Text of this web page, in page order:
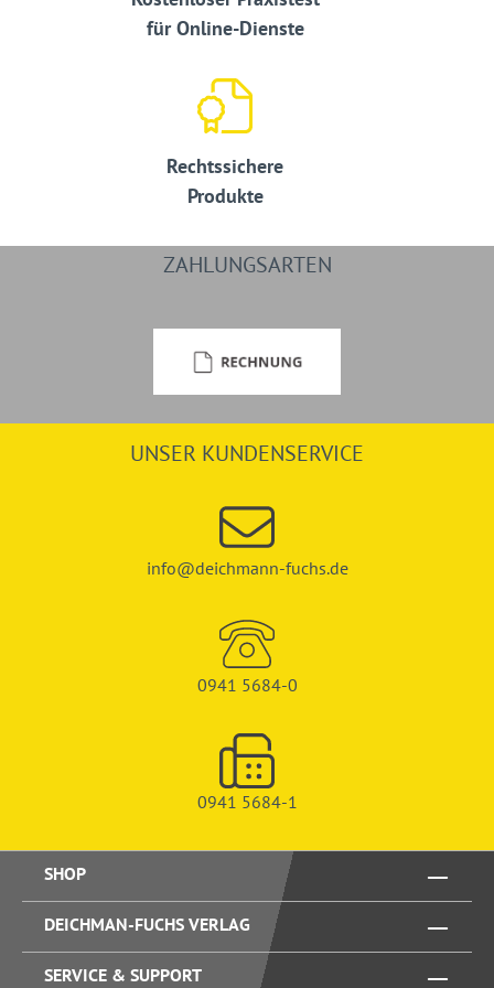
für Online-Dienste
Rechtssichere
Produkte
ZAHLUNGSARTEN
UNSER KUNDENSERVICE
info@deichmann-fuchs.de
0941 5684-0
0941 5684-1
SHOP
DEICHMAN-FUCHS VERLAG
SERVICE & SUPPORT